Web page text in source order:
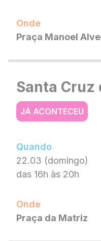
Onde
Praça Manoel
Santa Cruz
JÁ ACONTECEU
Quando
22.03 (domingo)
das 16h às 20h
Onde
Praça da Matriz